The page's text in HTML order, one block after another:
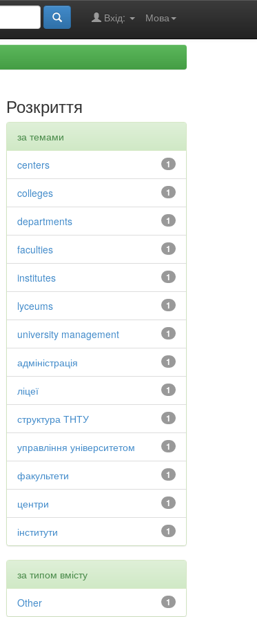
Мова
Вхід:
Розкриття
за темами
1
centers
1
colleges
1
departments
1
faculties
1
institutes
1
lyceums
1
university management
1
адміністрація
1
ліцеї
1
структура ТНТУ
1
управління університетом
1
факультети
1
центри
1
інститути
за типом вмісту
1
Other